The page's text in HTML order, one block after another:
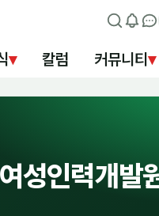
▾ 칼럼 커뮤니티 ▾
성인력개발